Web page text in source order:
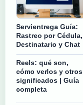
Servientrega Guía:
Rastreo por Cédula,
Destinatario y Chat
Reels: qué son,
cómo verlos y otros
significados | Guía
completa